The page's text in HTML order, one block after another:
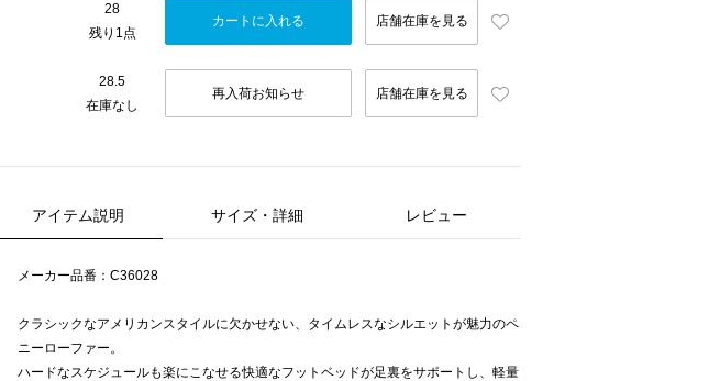
28
残り1点
カートに入れる 店舗在庫を見る
28.5
在庫なし
再入荷お知らせ 店舗在庫を見る
アイテム説明 サイズ・詳細 レビュー
メーカー品番：C36028
クラシックなアメリカンスタイルに欠かせない、タイムレスなシルエットが魅力のペ
ニーローファー。
ハードなスケジュールも楽にこなせる快適なフットベッドが足裏をサポートし、軽量